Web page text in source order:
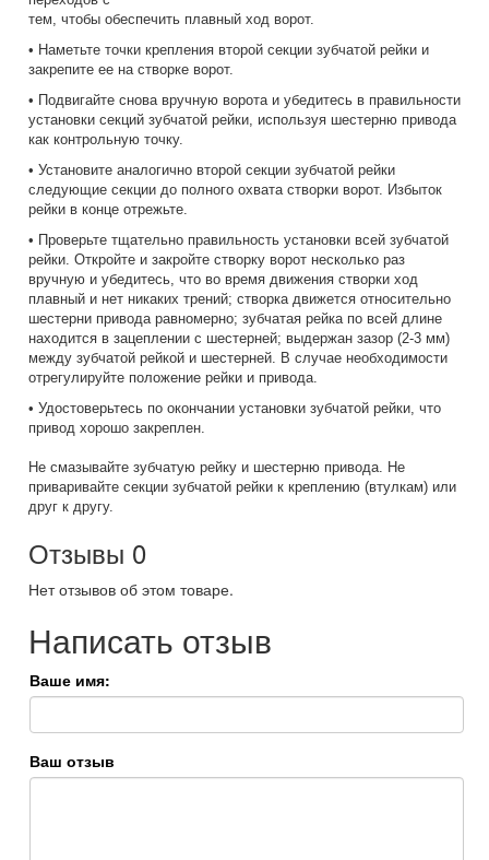
тем, чтобы обеспечить плавный ход ворот.
• Наметьте точки крепления второй секции зубчатой рейки и
закрепите ее на створке ворот.
• Подвигайте снова вручную ворота и убедитесь в правильности
установки секций зубчатой рейки, используя шестерню привода
как контрольную точку.
• Установите аналогично второй секции зубчатой рейки
следующие секции до полного охвата створки ворот. Избыток
рейки в конце отрежьте.
• Проверьте тщательно правильность установки всей зубчатой
рейки. Откройте и закройте створку ворот несколько раз
вручную и убедитесь, что во время движения створки ход
плавный и нет никаких трений; створка движется относительно
шестерни привода равномерно; зубчатая рейка по всей длине
находится в зацеплении с шестерней; выдержан зазор (2-3 мм)
между зубчатой рейкой и шестерней. В случае необходимости
отрегулируйте положение рейки и привода.
• Удостоверьтесь по окончании установки зубчатой рейки, что
привод хорошо закреплен.
Не смазывайте зубчатую рейку и шестерню привода. Не
приваривайте секции зубчатой рейки к креплению (втулкам) или
друг к другу.
Отзывы 0
Нет отзывов об этом товаре.
Написать отзыв
Ваше имя:
Ваш отзыв